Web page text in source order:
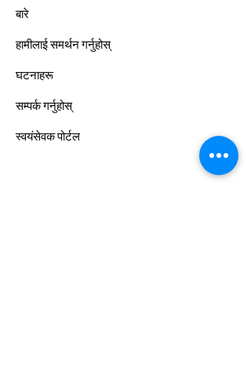
बारे
हामीलाई समर्थन गर्नुहोस्
घटनाहरू
सम्पर्क गर्नुहोस्
स्वयंसेवक पोर्टल